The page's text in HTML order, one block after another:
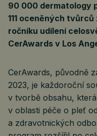
90 000 dermatology
111 oceněných
ročníku udílení
CerAwards v Los
CerAwards, původně
2023, je každoroční
v tvorbě obsahu,
v oblasti péče o pleť
a zdravotnických